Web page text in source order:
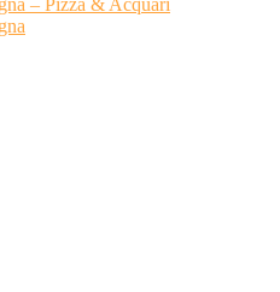
– Pizza & Acquari